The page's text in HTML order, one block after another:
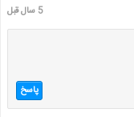
5 سال قبل
پاسخ